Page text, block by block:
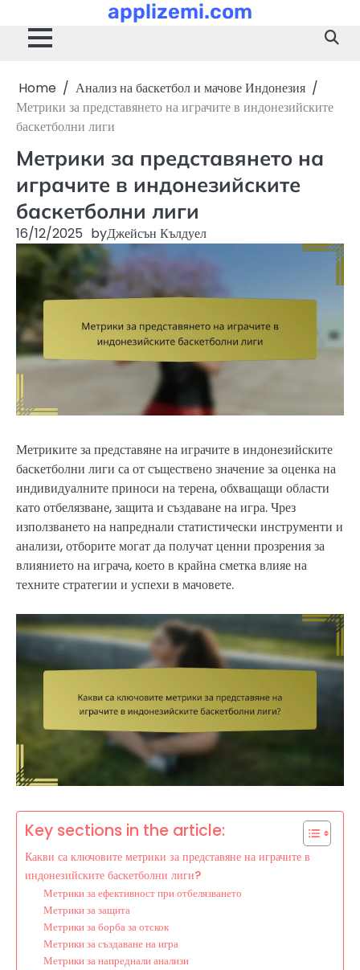
content
applizemi.com
Home
Анализ на баскетбол и мачове Индонезия
Метрики за представянето на играчите в индонезийските
баскетболни лиги
Метрики за представянето на
играчите в индонезийските
баскетболни лиги
16/12/2025 byДжейсън Кълдуел
Метриките за представяне на играчите в индонезийските
баскетболни лиги са от съществено значение за оценка на
индивидуалните приноси на терена, обхващащи области
като отбелязване, защита и създаване на игра. Чрез
използването на напреднали статистически инструменти и
анализи, отборите могат да получат ценни прозрения за
влиянието на играча, което в крайна сметка влияе на
техните стратегии и успехи в мачовете.
Key sections in the article:
Какви са ключовите метрики за представяне на играчите в
индонезийските баскетболни лиги?
Метрики за ефективност при отбелязването
Метрики за защита
Метрики за борба за отскок
Метрики за създаване на игра
Метрики за напреднали анализи